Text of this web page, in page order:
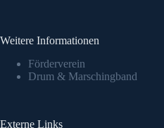
Weitere Informationen
Förderverein
Drum & Marschingband
Externe Links